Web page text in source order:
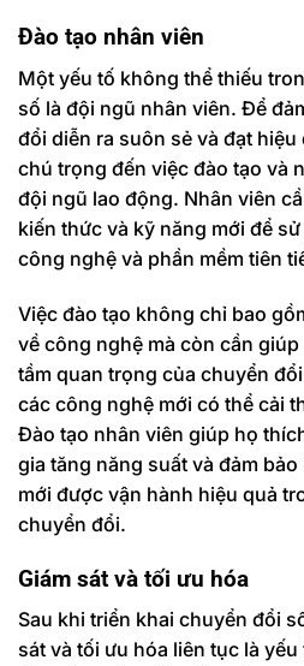
Đào tạo nhân viên
Một yếu tố không thể thiếu
số là đội ngũ nhân viên. Để
đổi diễn ra suôn sẻ và đạt
chú trọng đến việc đào tạo và
đội ngũ lao động. Nhân viên
kiến thức và kỹ năng mới để
công nghệ và phần mềm tiên
Việc đào tạo không chỉ bao
về công nghệ mà còn cần
tầm quan trọng của chuyển
các công nghệ mới có thể cải
Đào tạo nhân viên giúp họ
gia tăng năng suất và đảm
mới được vận hành hiệu quả
chuyển đổi.
Giám sát và tối ưu hóa
Sau khi triển khai chuyển đổi
sát và tối ưu hóa liên tục là